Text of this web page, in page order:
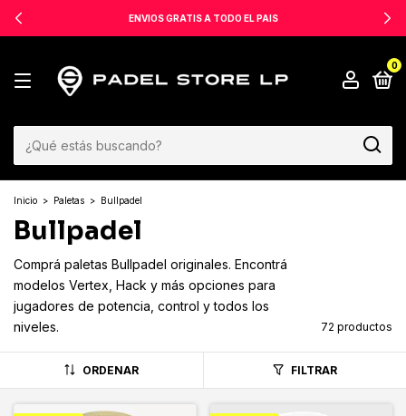
ENVIOS GRATIS A TODO EL PAIS
0
Inicio > Paletas > Bullpadel
Bullpadel
Comprá paletas Bullpadel originales. Encontrá
modelos Vertex, Hack y más opciones para
jugadores de potencia, control y todos los
niveles.
72 productos
ORDENAR FILTRAR